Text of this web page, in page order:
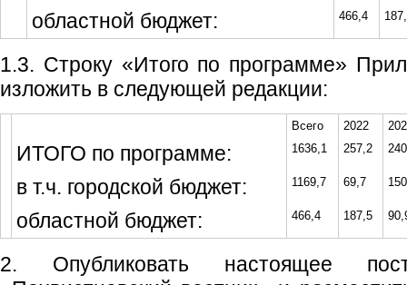
областной бюджет: 466,4
1.3. Строку «Итого по программе»
изложить в следующей редакции:
Всего 2022
ИТОГО по программе: 1636,1 257,2
в т.ч. городской бюджет: 1169,7 69,7
областной бюджет: 466,4 187,5
2. Опубликовать настоящее